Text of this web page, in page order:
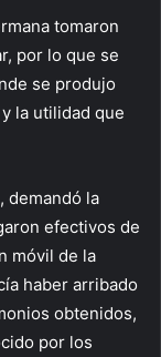
tomaron
por lo que se
se produjo
la utilidad que
demandó la
efectivos de
móvil de la
haber arribado
obtenidos,
por los